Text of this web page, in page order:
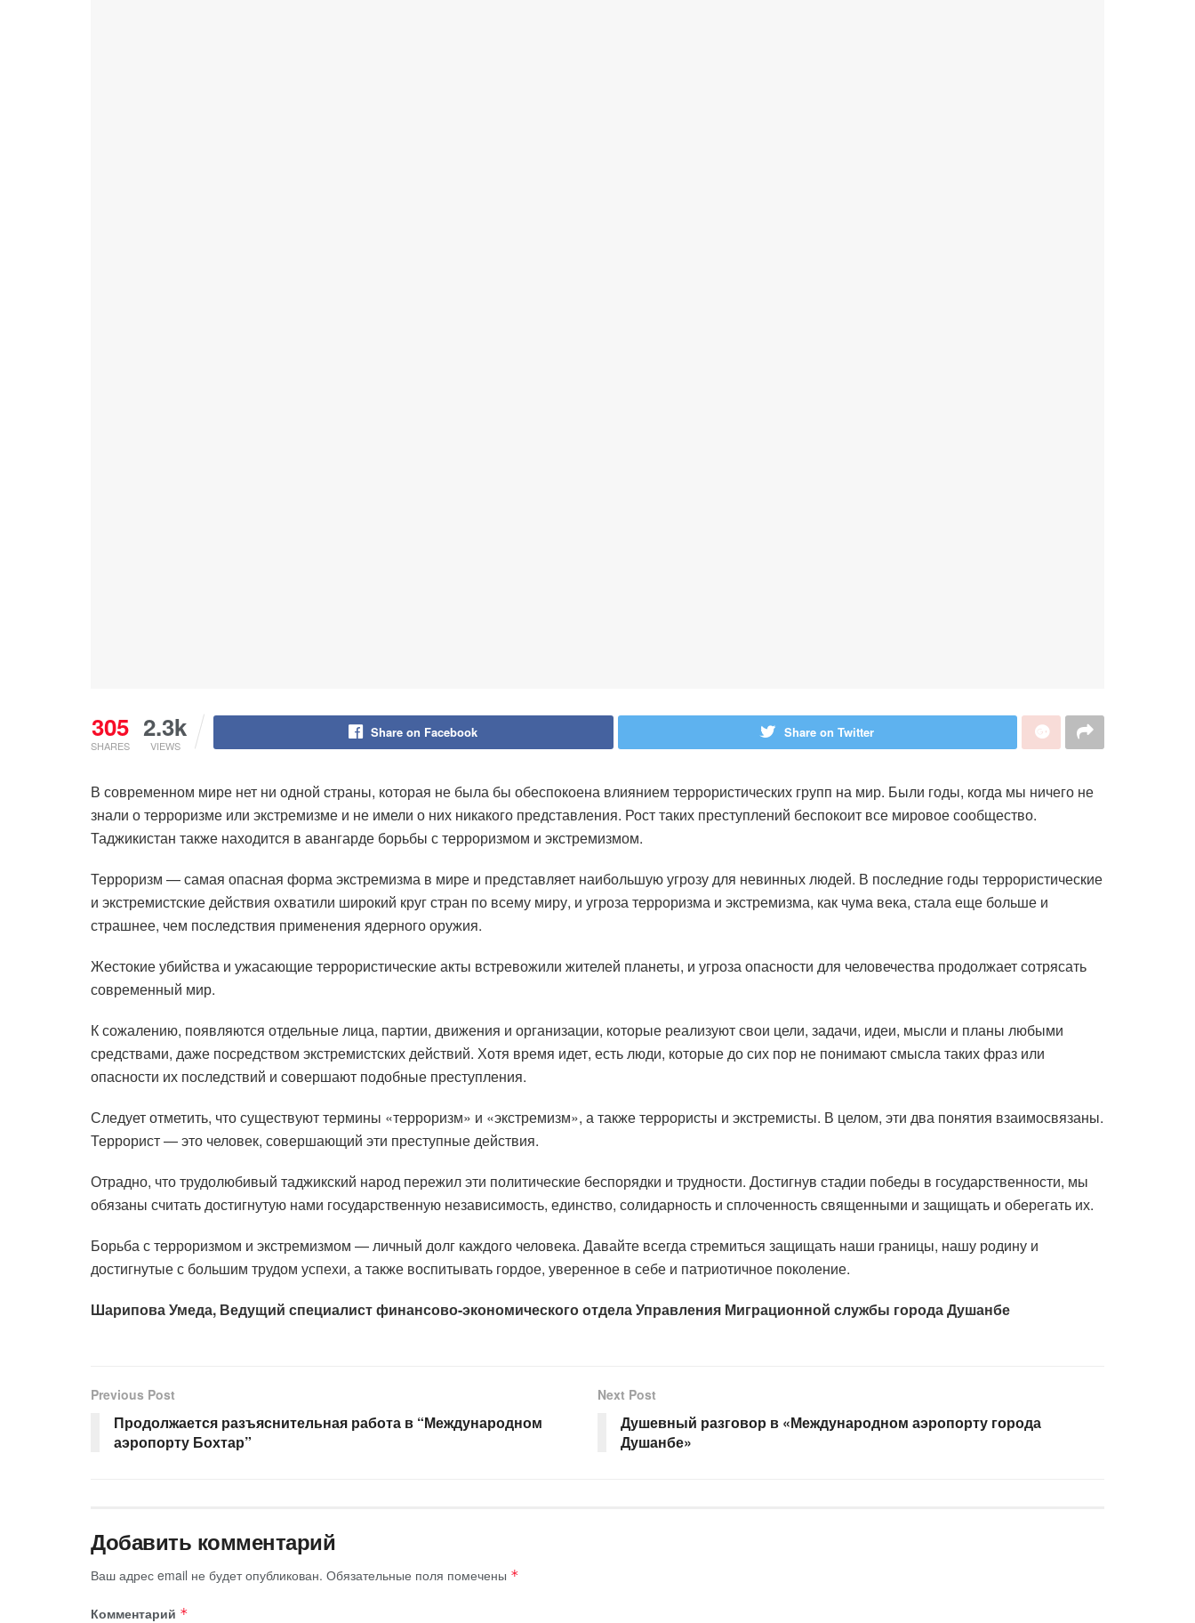
305
SHARES
2.3k
VIEWS
Share on Facebook Share on Twitter
В современном мире нет ни одной страны, которая не была бы обеспокоена влиянием террористических групп на мир. Были годы, когда мы ничего не
знали о терроризме или экстремизме и не имели о них никакого представления. Рост таких преступлений беспокоит все мировое сообщество.
Таджикистан также находится в авангарде борьбы с терроризмом и экстремизмом.
Терроризм — самая опасная форма экстремизма в мире и представляет наибольшую угрозу для невинных людей. В последние годы террористические
и экстремистские действия охватили широкий круг стран по всему миру, и угроза терроризма и экстремизма, как чума века, стала еще больше и
страшнее, чем последствия применения ядерного оружия.
Жестокие убийства и ужасающие террористические акты встревожили жителей планеты, и угроза опасности для человечества продолжает сотрясать
современный мир.
К сожалению, появляются отдельные лица, партии, движения и организации, которые реализуют свои цели, задачи, идеи, мысли и планы любыми
средствами, даже посредством экстремистских действий. Хотя время идет, есть люди, которые до сих пор не понимают смысла таких фраз или
опасности их последствий и совершают подобные преступления.
Следует отметить, что существуют термины «терроризм» и «экстремизм», а также террористы и экстремисты. В целом, эти два понятия взаимосвязаны.
Террорист — это человек, совершающий эти преступные действия.
Отрадно, что трудолюбивый таджикский народ пережил эти политические беспорядки и трудности. Достигнув стадии победы в государственности, мы
обязаны считать достигнутую нами государственную независимость, единство, солидарность и сплоченность священными и защищать и оберегать их.
Борьба с терроризмом и экстремизмом — личный долг каждого человека. Давайте всегда стремиться защищать наши границы, нашу родину и
достигнутые с большим трудом успехи, а также воспитывать гордое, уверенное в себе и патриотичное поколение.
Шарипова Умеда, Ведущий специалист финансово-экономического отдела Управления Миграционной службы города Душанбе
Previous Post
Продолжается разъяснительная работа в “Международном
аэропорту Бохтар”
Next Post
Душевный разговор в «Международном аэропорту города
Душанбе»
Добавить комментарий
Ваш адрес email не будет опубликован. Обязательные поля помечены *
Комментарий *